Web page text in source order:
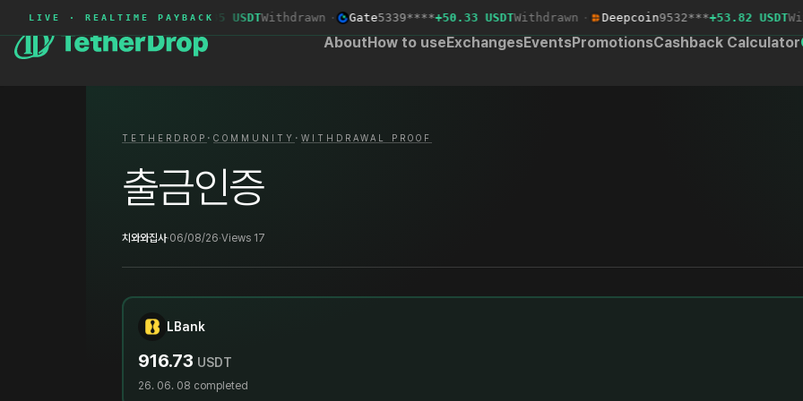
LIVE · REALTIME PAYBACK
Toobit 7020**** +366.35 USDTWithdrawn · Gate5339****+50.33 USDTWithdrawn · Deepcoin9532***+53.82 USDT
AboutHow to useExchangesEventsPromotionsCashback Calculator
TETHERDROP · COMMUNITY · WITHDRAWAL PROOF
출금인증
치와와집사·06/08/26·Views 17
LBank
916.73 USDT
26. 06. 08 completed